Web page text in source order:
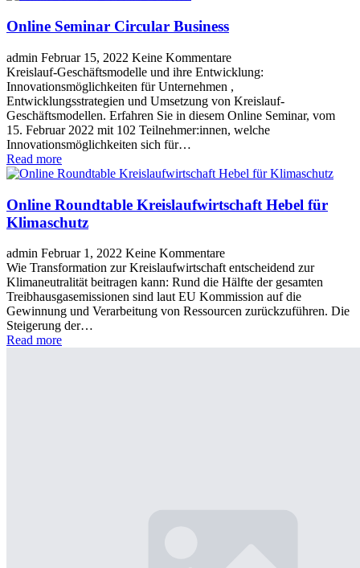
Online Seminar Circular Business
admin Februar 15, 2022 Keine Kommentare
Kreislauf-Geschäftsmodelle und ihre Entwicklung:
Innovationsmöglichkeiten für Unternehmen ,
Entwicklungsstrategien und Umsetzung von Kreislauf-
Geschäftsmodellen. Erfahren Sie in diesem Online Seminar, vom
15. Februar 2022 mit 102 Teilnehmer:innen, welche
Innovationsmöglichkeiten sich für…
Read more
Online Roundtable Kreislaufwirtschaft Hebel für
Klimaschutz
admin Februar 1, 2022 Keine Kommentare
Wie Transformation zur Kreislaufwirtschaft entscheidend zur
Klimaneutralität beitragen kann: Rund die Hälfte der gesamten
Treibhausgasemissionen sind laut EU Kommission auf die
Gewinnung und Verarbeitung von Ressourcen zurückzuführen. Die
Steigerung der…
Read more